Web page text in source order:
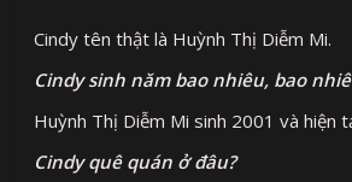
Cindy tên thật là Huỳnh Thị Diễm Mi.
Cindysinh năm bao nhiêu, bao
Huỳnh Thị Diễm Mi sinh 2001 và hiện
Cindy quê quán ở đâu?